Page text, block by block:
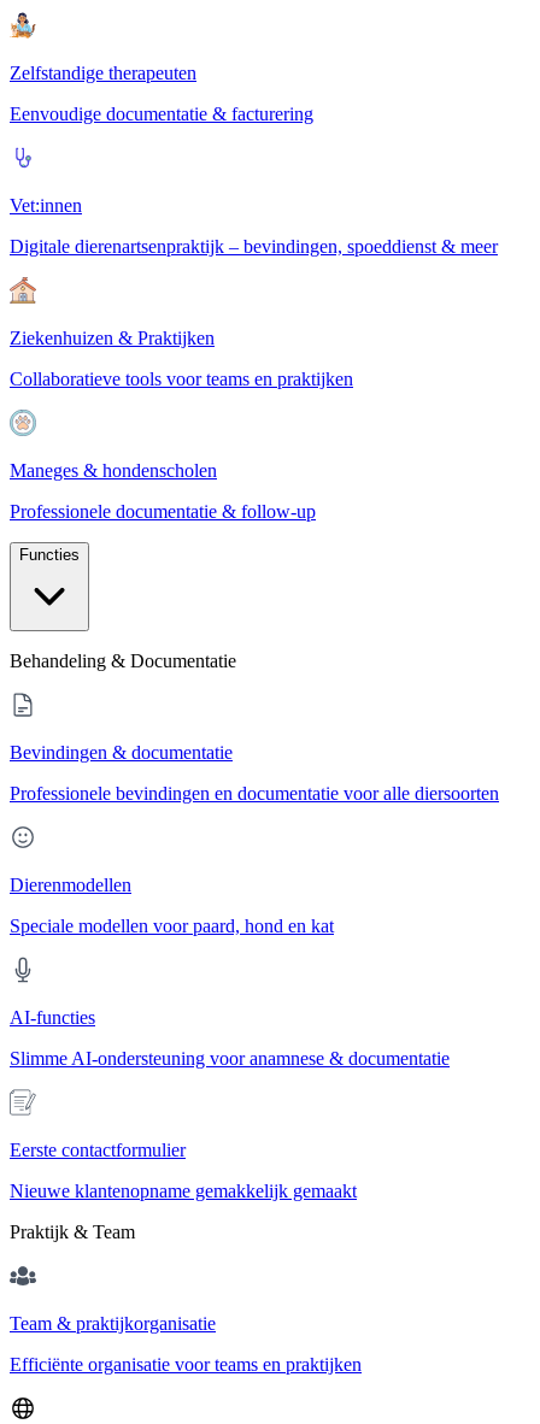
Zelfstandige therapeuten
Eenvoudige documentatie & facturering
Vet:innen
Digitale dierenartsenpraktijk – bevindingen, spoeddienst & meer
Ziekenhuizen & Praktijken
Collaboratieve tools voor teams en praktijken
Maneges & hondenscholen
Professionele documentatie & follow-up
Functies
Behandeling & Documentatie
Bevindingen & documentatie
Professionele bevindingen en documentatie voor alle diersoorten
Dierenmodellen
Speciale modellen voor paard, hond en kat
AI-functies
Slimme AI-ondersteuning voor anamnese & documentatie
Eerste contactformulier
Nieuwe klantenopname gemakkelijk gemaakt
Praktijk & Team
Team & praktijkorganisatie
Efficiënte organisatie voor teams en praktijken